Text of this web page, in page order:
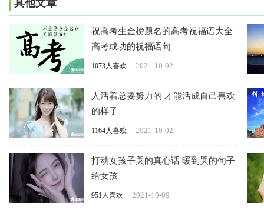
其他文章
祝高考生金榜题名的高考祝福语大全
高考成功的祝福语句
1073人喜欢 2021-10-02
人活着总要努力的 才能活成自己喜欢
的样子
1164人喜欢 2021-10-02
打动女孩子哭的真心话 暖到哭的句子
给女孩
951人喜欢 2021-10-09